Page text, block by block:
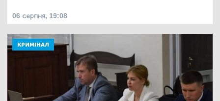
06 серпня, 19:08
КРИМІНАЛ